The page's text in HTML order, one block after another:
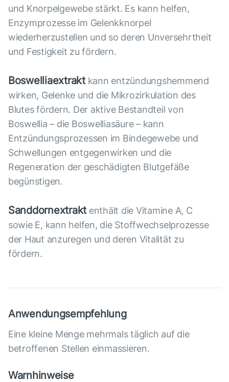
und Knorpelgewebe stärkt. Es kann helfen,
Enzymprozesse im Gelenkknorpel
wiederherzustellen und so deren Unversehrtheit
und Festigkeit zu fördern.
Boswelliaextraktkann entzündungshemmend
wirken, Gelenke und die Mikrozirkulation des
Blutes fördern. Der aktive Bestandteil von
Boswellia – die Boswelliasäure – kann
Entzündungsprozessen im Bindegewebe und
Schwellungen entgegenwirken und die
Regeneration der geschädigten Blutgefäße
begünstigen.
Sanddornextrakt enthält die Vitamine A, C
sowie E, kann helfen, die Stoffwechselprozesse
der Haut anzuregen und deren Vitalität zu
fördern.
Anwendungsempfehlung
Eine kleine Menge mehrmals täglich auf die
betroffenen Stellen einmassieren.
Warnhinweise